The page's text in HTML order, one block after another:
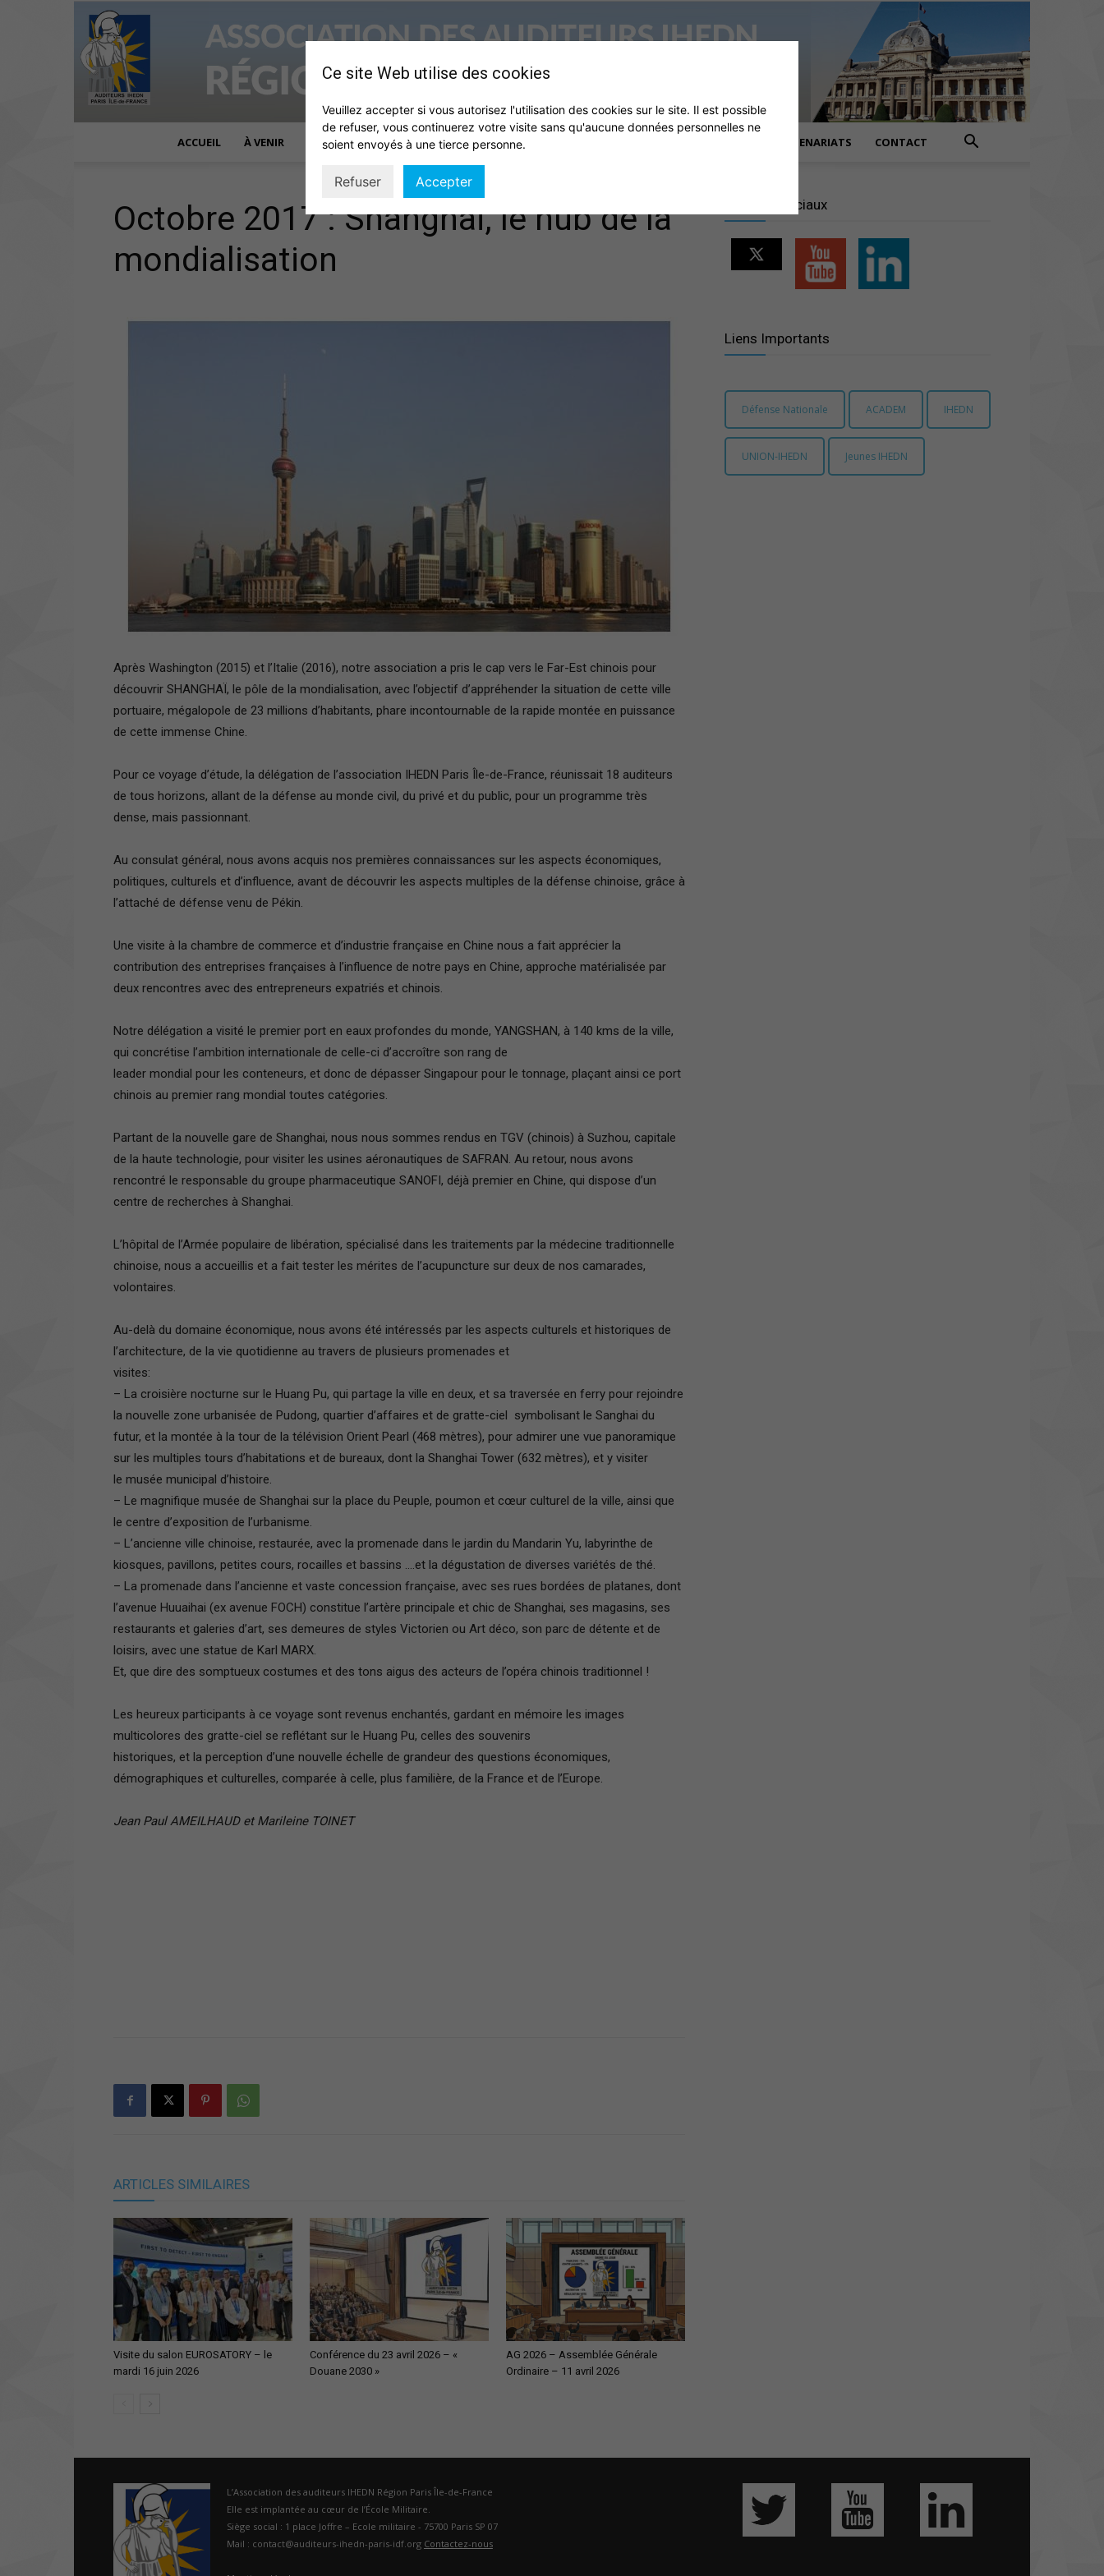
–
Région
de-
France
ACCUEIL À VENIR ACTUALITÉS QUI SOMMES NOUS ? PARTENARIATS CONTACT
Octobre 2017 : Shanghai, le hub de la
mondialisation
Après Washington (2015) et l’Italie (2016), notre association a pris le cap vers le Far-Est chinois pour
découvrir SHANGHAÏ, le pôle de la mondialisation, avec l’objectif d’appréhender la situation de cette ville
portuaire, mégalopole de 23 millions d’habitants, phare incontournable de la rapide montée en puissance
de cette immense Chine.
Pour ce voyage d’étude, la délégation de l’association IHEDN Paris Île-de-France, réunissait 18 auditeurs
de tous horizons, allant de la défense au monde civil, du privé et du public, pour un programme très
dense, mais passionnant.
Au consulat général, nous avons acquis nos premières connaissances sur les aspects économiques,
politiques, culturels et d’influence, avant de découvrir les aspects multiples de la défense chinoise, grâce à
l’attaché de défense venu de Pékin.
Une visite à la chambre de commerce et d’industrie française en Chine nous a fait apprécier la
contribution des entreprises françaises à l’influence de notre pays en Chine, approche matérialisée par
deux rencontres avec des entrepreneurs expatriés et chinois.
Notre délégation a visité le premier port en eaux profondes du monde, YANGSHAN, à 140 kms de la ville,
qui concrétise l’ambition internationale de celle-ci d’accroître son rang de
leader mondial pour les conteneurs, et donc de dépasser Singapour pour le tonnage, plaçant ainsi ce port
chinois au premier rang mondial toutes catégories.
Partant de la nouvelle gare de Shanghai, nous nous sommes rendus en TGV (chinois) à Suzhou, capitale
de la haute technologie, pour visiter les usines aéronautiques de SAFRAN. Au retour, nous avons
rencontré le responsable du groupe pharmaceutique SANOFI, déjà premier en Chine, qui dispose d’un
centre de recherches à Shanghai.
L’hôpital de l’Armée populaire de libération, spécialisé dans les traitements par la médecine traditionnelle
chinoise, nous a accueillis et a fait tester les mérites de l’acupuncture sur deux de nos camarades,
volontaires.
Au-delà du domaine économique, nous avons été intéressés par les aspects culturels et historiques de
l’architecture, de la vie quotidienne au travers de plusieurs promenades et
visites:
– La croisière nocturne sur le Huang Pu, qui partage la ville en deux, et sa traversée en ferry pour rejoindre
la nouvelle zone urbanisée de Pudong, quartier d’affaires et de gratte-ciel symbolisant le Sanghai du
futur, et la montée à la tour de la télévision Orient Pearl (468 mètres), pour admirer une vue panoramique
sur les multiples tours d’habitations et de bureaux, dont la Shanghai Tower (632 mètres), et y visiter
le musée municipal d’histoire.
– Le magnifique musée de Shanghai sur la place du Peuple, poumon et cœur culturel de la ville, ainsi que
le centre d’exposition de l’urbanisme.
– L’ancienne ville chinoise, restaurée, avec la promenade dans le jardin du Mandarin Yu, labyrinthe de
kiosques, pavillons, petites cours, rocailles et bassins ….et la dégustation de diverses variétés de thé.
– La promenade dans l’ancienne et vaste concession française, avec ses rues bordées de platanes, dont
l’avenue Huuaihai (ex avenue FOCH) constitue l’artère principale et chic de Shanghai, ses magasins, ses
restaurants et galeries d’art, ses demeures de styles Victorien ou Art déco, son parc de détente et de
loisirs, avec une statue de Karl MARX.
Et, que dire des somptueux costumes et des tons aigus des acteurs de l’opéra chinois traditionnel !
Les heureux participants à ce voyage sont revenus enchantés, gardant en mémoire les images
multicolores des gratte-ciel se reflétant sur le Huang Pu, celles des souvenirs
historiques, et la perception d’une nouvelle échelle de grandeur des questions économiques,
démographiques et culturelles, comparée à celle, plus familière, de la France et de l’Europe.
Jean Paul AMEILHAUD et Marileine TOINET
ARTICLES SIMILAIRES
Visite du salon EUROSATORY – le
mardi 16 juin 2026
Conférence du 23 avril 2026 – «
Douane 2030 »
AG 2026 – Assemblée Générale
Ordinaire – 11 avril 2026
Réseaux sociaux
Liens Importants
Défense Nationale ACADEM IHEDN
UNION-IHEDN Jeunes IHEDN
L’Association des auditeurs IHEDN Région Paris Île-de-France
Elle est implantée au cœur de l’École Militaire.
Siège social : 1 place Joffre – Ecole militaire - 75700 Paris SP 07
Mail : contact@auditeurs-ihedn-paris-idf.org Contactez-nous
Ce site Web utilise des cookies
Veuillez accepter si vous autorisez l'utilisation des cookies sur le site. Il est possible
de refuser, vous continuerez votre visite sans qu'aucune données personnelles ne
soient envoyés à une tierce personne.
Refuser Accepter